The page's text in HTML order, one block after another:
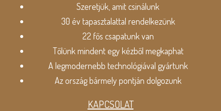
Szeretjük, amit csinálunk
30 év tapasztalattal rendelkezünk
22 fős csapatunk van
Tőlünk mindent egy kézből megkaphat
A legmodernebb technológiával gyártunk
Az ország bármely pontján dolgozunk
KAPCSOLAT